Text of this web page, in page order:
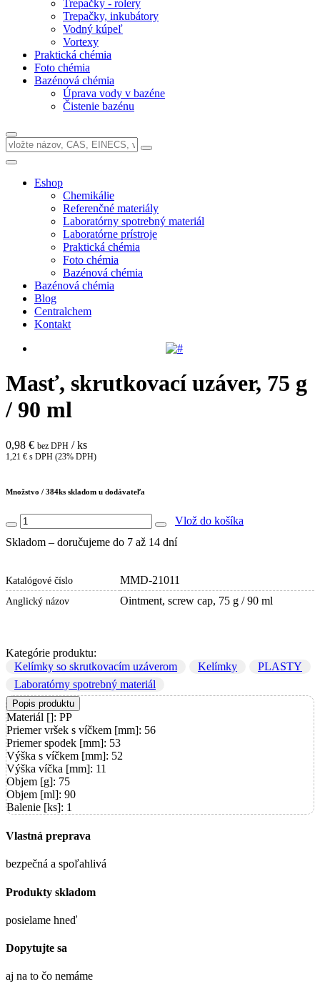
Trepačky - rolery
Trepačky, inkubátory
Vodný kúpeľ
Vortexy
Praktická chémia
Foto chémia
Bazénová chémia
Úprava vody v bazéne
Čistenie bazénu
Eshop
Chemikálie
Referenčné materiály
Laboratórny spotrebný materiál
Laboratórne prístroje
Praktická chémia
Foto chémia
Bazénová chémia
Bazénová chémia
Blog
Centralchem
Kontakt
Masť, skrutkovací uzáver, 75 g
/ 90 ml
0,98 € bez DPH / ks
1,21 € s DPH (23% DPH)
Množstvo / 384ks skladom u dodávateľa
Vlož do košíka
Skladom – doručujeme do 7 až 14 dní
Katalógové číslo MMD-21011
Anglický názov Ointment, screw cap, 75 g / 90 ml
Kategórie produktu:
Kelímky so skrutkovacím uzáverom
Kelímky
PLASTY
Laboratórny spotrebný materiál
Popis produktu
Materiál []: PP
Priemer vršek s víčkem [mm]: 56
Priemer spodek [mm]: 53
Výška s víčkem [mm]: 52
Výška víčka [mm]: 11
Objem [g]: 75
Objem [ml]: 90
Balenie [ks]: 1
Vlastná preprava
bezpečná a spoľahlivá
Produkty skladom
posielame hneď
Dopytujte sa
aj na to čo nemáme